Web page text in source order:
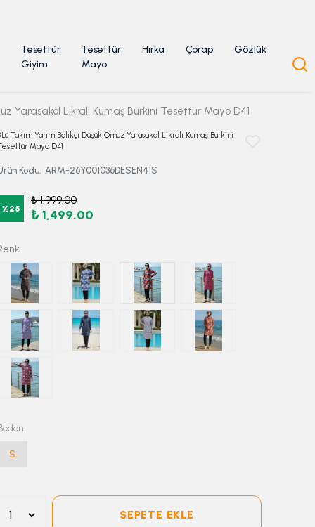
Tesettür
Giyim
Tesettür
Mayo
Hırka Çorap Gözlük
Yarasakol Likralı Kumaş Burkini Tesettür Mayo D41
Takım Yarım Balıkçı Düşük Omuz Yarasakol Likralı Kumaş Burkini
Mayo D41
Kodu: ARM-26Y001036DESEN41S
%25
₺ 1,999.00
₺ 1,499.00
S
SEPETE EKLE